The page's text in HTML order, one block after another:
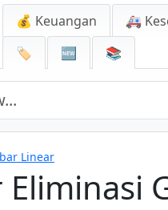
💰 Keuangan 🚑
🏷️
🆕 📚
Linear